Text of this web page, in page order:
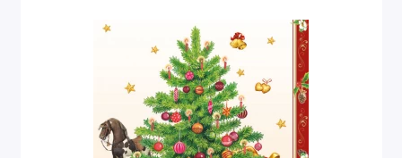
Города мира, путешествия (78)
Морская тематика (66)
Любовь, свадьба (74)
Разное (63)